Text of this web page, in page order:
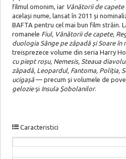
filmul omonim, iar Vânătorii de capete
același nume, lansat în 2011 și
BAFTA pentru cel mai bun film străin.
romanele Fiul, Vânătorii de capete,
duologia Sânge pe zăpadă și Soare în
treisprezece volume din seria Harry
cu piept roșu, Nemesis, Steaua
zăpadă, Leopardul, Fantoma, Poliția,
ucigașă— precum și volumele de
gelozieși Insula Șobolanilor.
Caracteristici